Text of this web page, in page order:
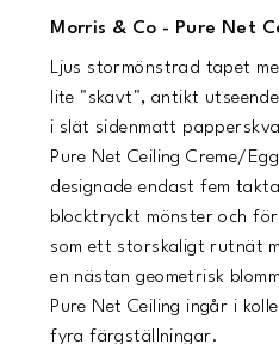
Morris & Co - Pure Net
Ljus stormönstrad tapet
lite "skavt", antikt
i slät sidenmatt
Pure Net Ceiling Creme/
designade endast fem
blocktryckt mönster och
som ett storskaligt rutnät
en nästan geometrisk
Pure Net Ceiling ingår i
fyra färgställningar.